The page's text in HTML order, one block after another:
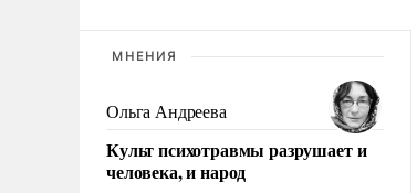
МНЕНИЯ
Ольга Андреева
Культ психотравмы разрушает и
человека, и народ